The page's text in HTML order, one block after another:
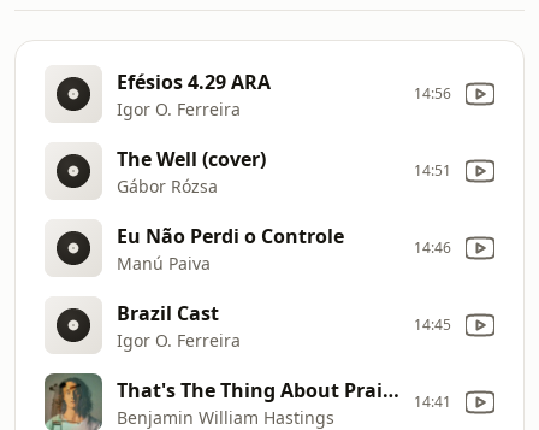
Efésios 4.29 ARA
Igor O. Ferreira
14:56
The Well (cover)
Gábor Rózsa
14:51
Eu Não Perdi o Controle
Manú Paiva
14:46
Brazil Cast
Igor O. Ferreira
14:45
That's The Thing About Praise
Benjamin William Hastings
14:41